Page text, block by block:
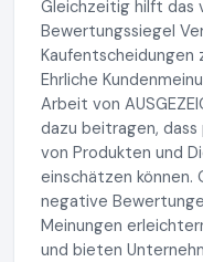
Gleichzeitig hilft das
Bewertungssiegel
Kaufentscheidungen
Ehrliche
Arbeit von
dazu beitragen,
von Produkten und
einschätzen
negative
Meinungen
und bieten